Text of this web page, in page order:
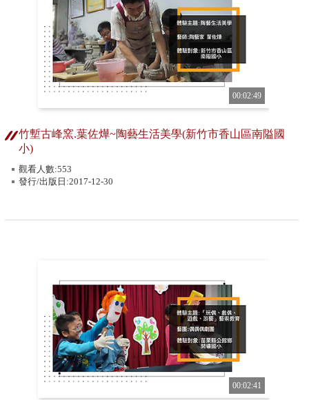
00:02:49
竹塹古峰窯.葉佐燁~陶藝生活美學(新竹市香山區南隘國
小)
觀看人數:553
發行/出版日:2017-12-30
00:02:41